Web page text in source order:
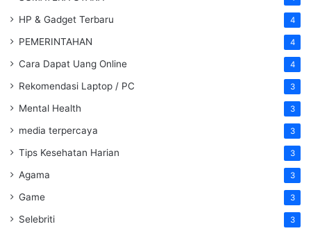
HP & Gadget Terbaru 4
PEMERINTAHAN 4
Cara Dapat Uang Online 4
Rekomendasi Laptop / PC 3
Mental Health 3
media terpercaya 3
Tips Kesehatan Harian 3
Agama 3
Game 3
Selebriti 3